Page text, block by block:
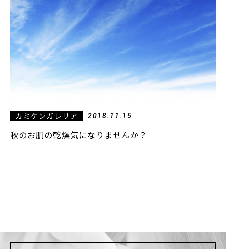
カミケンガレリア 2018.11.15
秋のお肌の乾燥気になりませんか？